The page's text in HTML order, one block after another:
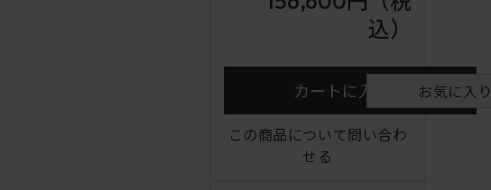
込）
カートに入れる お気に入
この商品について問い合わ
せる